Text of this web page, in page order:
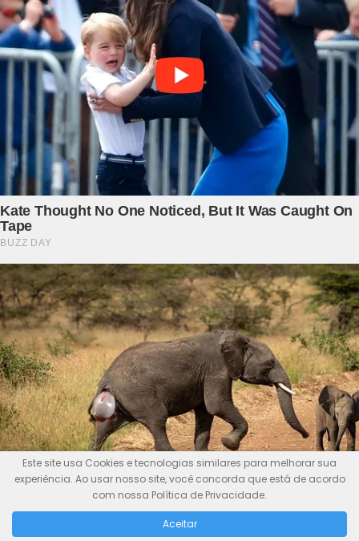
Este site usa Cookies e tecnologias similares para melhorar sua
experiência. Ao usar nosso site, você concorda que está de acordo
com nossa Política de Privacidade.
Aceitar